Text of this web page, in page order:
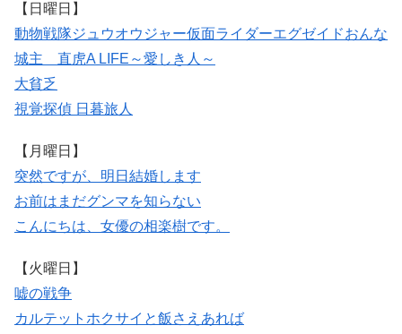
【日曜日】
動物戦隊ジュウオウジャー仮面ライダーエグゼイドおんな
城主 直虎A LIFE～愛しき人～
大貧乏
視覚探偵 日暮旅人
【月曜日】
突然ですが、明日結婚します
お前はまだグンマを知らない
こんにちは、女優の相楽樹です。
【火曜日】
嘘の戦争
カルテット ホクサイと飯さえあれば